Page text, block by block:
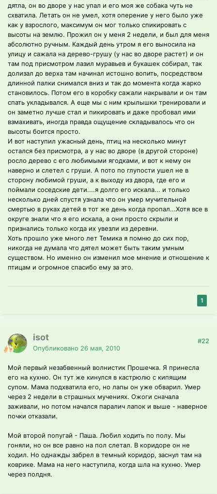
дятла, он во дворе у нас упал и его моя же собака чуть не
схватила. Летать он не умел, хотя оперение у него было уже
как у взрослого, максимум он мог только спикировать с
высоты на землю. Прожил он у меня 2 недели, и был для меня
абсолютно ручным. Каждый день утром я его выносила на
улицу и сажала на дерево-грушу (у нас во дворе растет) и он
там под присмотром лазил муравьев и букашек собирал, так
долизал до верха там начинал истошно вопить, посредством
длинной палки снимался вниз и так до момента когда жарко
становилось. Потом его в коробку сажали накрывали и он там
спать укладывался. А еще мы с ним крылышки тренировали и
он заметно лучше стал и пикировать и даже пробовал ими
взмахивать, иногда правда ощущение складывалось что он
высоты боится просто.
И вот наступил ужасный день, птиц на несколько минут
остался без присмотра, а у нас во дворе (в другой стороне)
росло дерево с его любимыми ягодками, и вот к нему он
наверно и слетел с груши. А пото по глупости ушел не в
сторону любимой груши, а к выходу из двора, где его и
поймали соседские дети....я долго его искала... и только
несколько дней спустя узнала что он умер мучительной
смертью в руках детей в тот же день когда пропал...Хотя все в
округе знали что я его искала, а они просто скрыли и
признались только когда их увезли из деревни.
Хоть прошло уже много лет Темика я помню до сих пор,
никогда не думала что дятел может быть таким умным
существом. Но именно он изменил мое мнение и отношение к
птицам и огромное спасибо ему за это.
1
isot
Опубликовано 26 мая, 2010
#22
Мой первый незабвенный волнистик Прошечка. Я принесла
его на кухню. Он тут же кинулся в кастрюлю с кипящим
супом. Мама подхватила его, но лапы он уже обварил. Умер
через 2 недели в страшных мучениях. Ожоги сначала
заживали, но потом начался паралич лапок и выше - наверное
почки отказали.
Мой второй попугай - Паша. Любил ходить по полу. Мы
гоняли, но он все равно на пол слетал. В коридоре он не
ходил. Но однажды забрел в темный коридор, заснул там на
коврике. Мама на него наступила, когда шла на кухню. Умер
через полдня.